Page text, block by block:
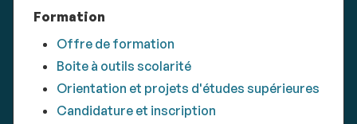
Formation
Offre de formation
Boite à outils scolarité
Orientation et projets d'études supérieures
Candidature et inscription